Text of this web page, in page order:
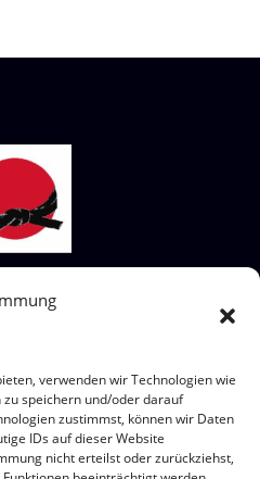
verwenden wir Technologien wie
speichern und/oder darauf
zustimmst, können wir Daten
IDs auf dieser Website
nicht erteilst oder zurückziehst,
SHIAI-DO
für alle Altersklassen
2351 Wiener Neudorf